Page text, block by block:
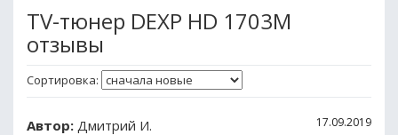
TV-тюнер DEXP HD 1703M
отзывы
Сортировка:
Автор: Дмитрий И. 17.09.2019